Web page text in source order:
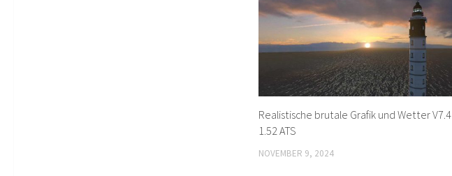
Realistische brutale Grafik und Wetter V7.4
1.52 ATS
NOVEMBER 9, 2024